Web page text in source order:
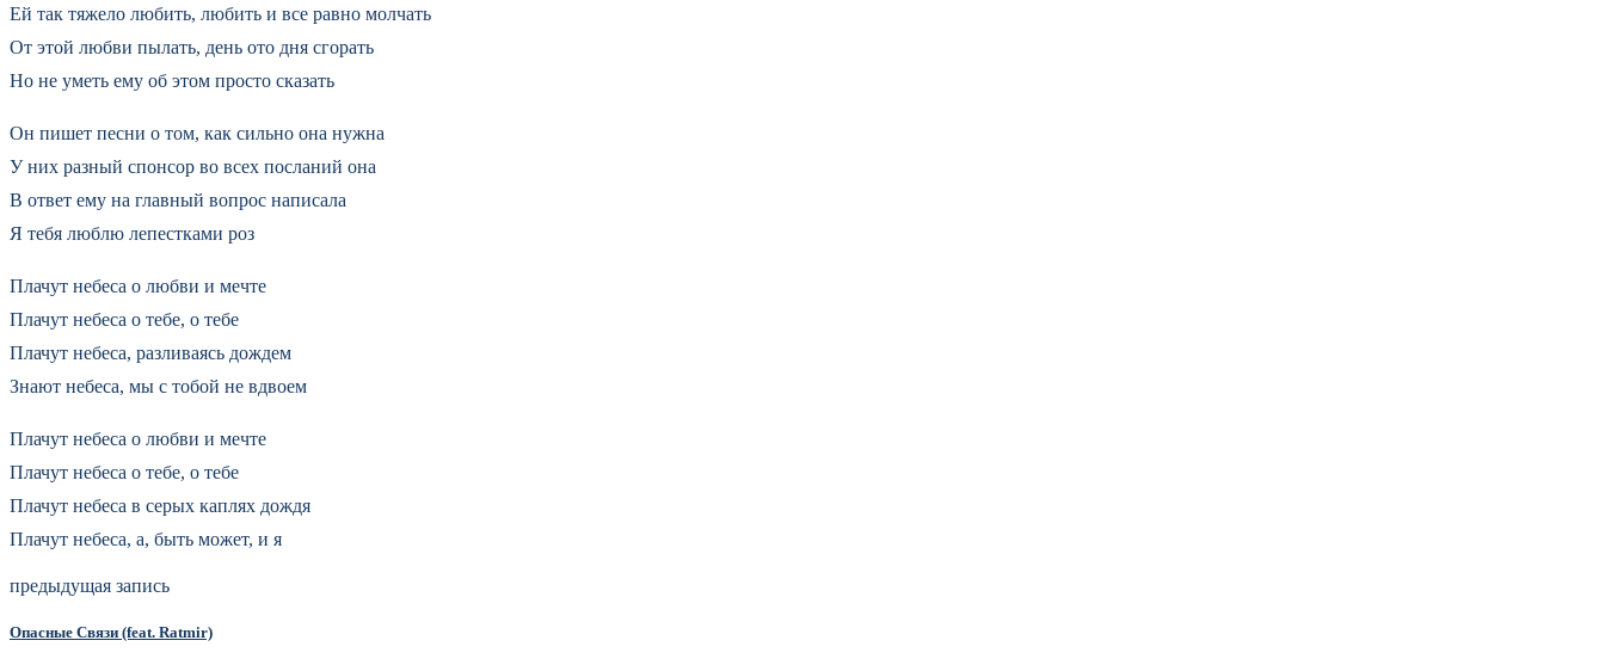
Ей так тяжело любить, любить и все равно молчать
От этой любви пылать, день ото дня сгорать
Но не уметь ему об этом просто сказать
Он пишет песни о том, как сильно она нужна
У них разный спонсор во всех посланий она
В ответ ему на главный вопрос написала
Я тебя люблю лепестками роз
Плачут небеса о любви и мечте
Плачут небеса о тебе, о тебе
Плачут небеса, разливаясь дождем
Знают небеса, мы с тобой не вдвоем
Плачут небеса о любви и мечте
Плачут небеса о тебе, о тебе
Плачут небеса в серых каплях дождя
Плачут небеса, а, быть может, и я
предыдущая запись
Опасные Связи (feat. Ratmir)